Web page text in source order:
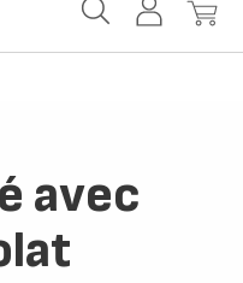
MonMon
avec